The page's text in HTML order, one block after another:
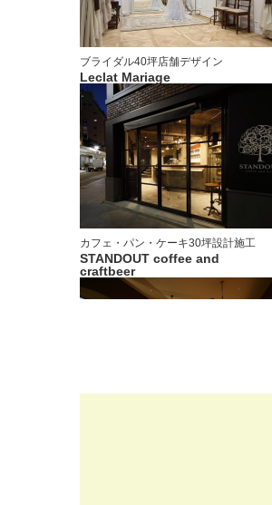
ブライダル40坪店舗デザイン
Leclat Mariage
カフェ・パン・ケーキ30坪設計施工
STANDOUT coffee and
craftbeer